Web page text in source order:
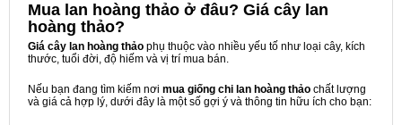
Mua lan hoàng thảo ở đâu? Giá cây lan
hoàng thảo?
Giá cây lan hoàng thảo phụ thuộc vào nhiều yếu tố như loại cây, kích
thước, tuổi đời, độ hiếm và vị trí mua bán.
Nếu bạn đang tìm kiếm nơi mua giống chi lan hoàng thảo chất lượng
và giá cả hợp lý, dưới đây là một số gợi ý và thông tin hữu ích cho bạn: